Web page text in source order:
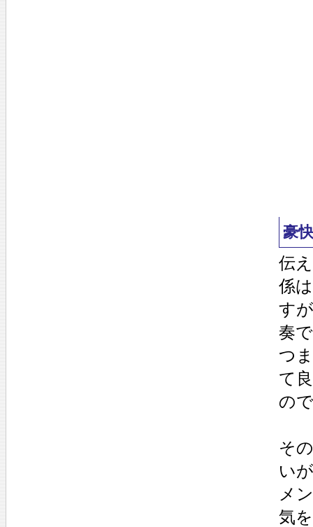
豪
伝
係
す
奏
つ
て
の
そ
い
メ
気